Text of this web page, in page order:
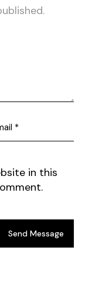
in this
Send Message